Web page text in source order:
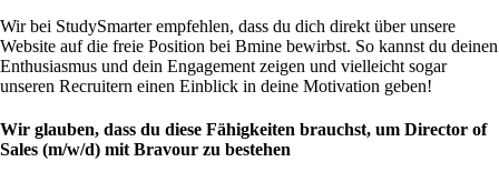
Wir bei StudySmarter empfehlen, dass du dich direkt über unsere
Website auf die freie Position bei Bmine bewirbst. So kannst du deinen
Enthusiasmus und dein Engagement zeigen und vielleicht sogar
unseren Recruitern einen Einblick in deine Motivation geben!
Wir glauben, dass du diese Fähigkeiten brauchst, um Director of
Sales (m/w/d) mit Bravour zu bestehen